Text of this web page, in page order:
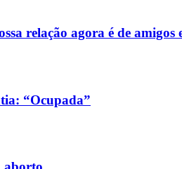
relação agora é de amigos
“Ocupada”